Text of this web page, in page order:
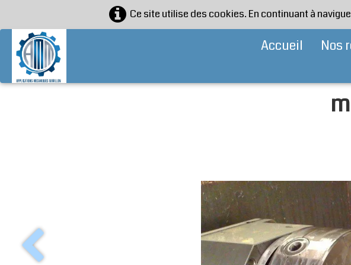
Ce site utilise des cookies. En continuant à
Accueil Nos